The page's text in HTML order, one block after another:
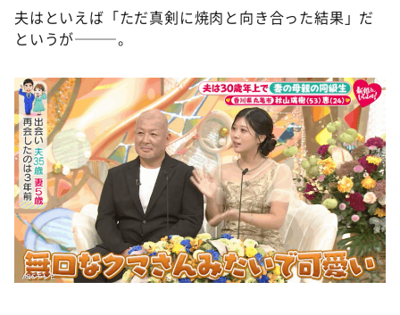
夫はといえば「ただ真剣に焼肉と向き合った結果」だ
というが———。